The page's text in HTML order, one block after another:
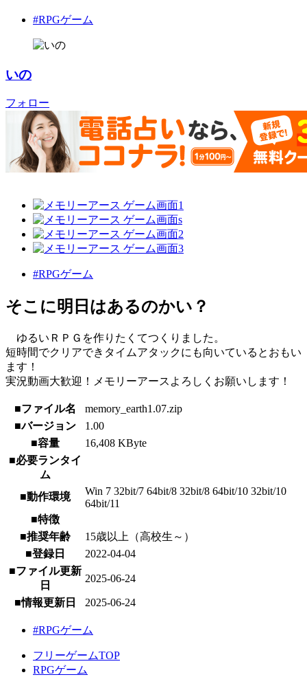
#RPGゲーム
いの
フォロー
#RPGゲーム
そこに明日はあるのかい？
ゆるいＲＰＧを作りたくてつくりました。
短時間でクリアできタイムアタックにも向いているとおもい
ます！
実況動画大歓迎！メモリーアースよろしくお願いします！
■ファイル名
memory_earth1.07.zip
■バージョン
1.00
■容量
16,408 KByte
■必要ランタイ
ム
■動作環境
Win 7 32bit/7 64bit/8 32bit/8 64bit/10 32bit/10
64bit/11
■特徴
■推奨年齢
15歳以上（高校生～）
■登録日
2022-04-04
■ファイル更新
日
2025-06-24
■情報更新日 2025-06-24
#RPGゲーム
フリーゲームTOP
RPGゲーム